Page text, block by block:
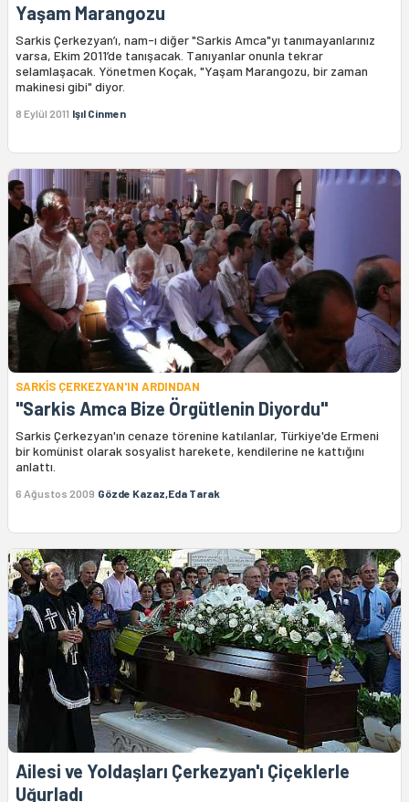
Yaşam Marangozu
Sarkis Çerkezyan’ı, nam-ı diğer "Sarkis Amca"yı tanımayanlarınız
varsa, Ekim 2011’de tanışacak. Tanıyanlar onunla tekrar
selamlaşacak. Yönetmen Koçak, "Yaşam Marangozu, bir zaman
makinesi gibi" diyor.
8 Eylül 2011 Işıl Cinmen
SARKİS ÇERKEZYAN'IN ARDINDAN
"Sarkis Amca Bize Örgütlenin Diyordu"
Sarkis Çerkezyan'ın cenaze törenine katılanlar, Türkiye'de Ermeni
bir komünist olarak sosyalist harekete, kendilerine ne kattığını
anlattı.
6 Ağustos 2009 Gözde Kazaz,Eda Tarak
Ailesi ve Yoldaşları Çerkezyan'ı Çiçeklerle
Uğurladı